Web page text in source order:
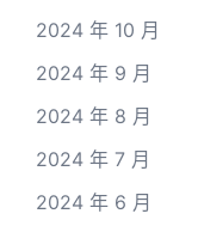
2024 年 10 月
2024 年 9 月
2024 年 8 月
2024 年 7 月
2024 年 6 月